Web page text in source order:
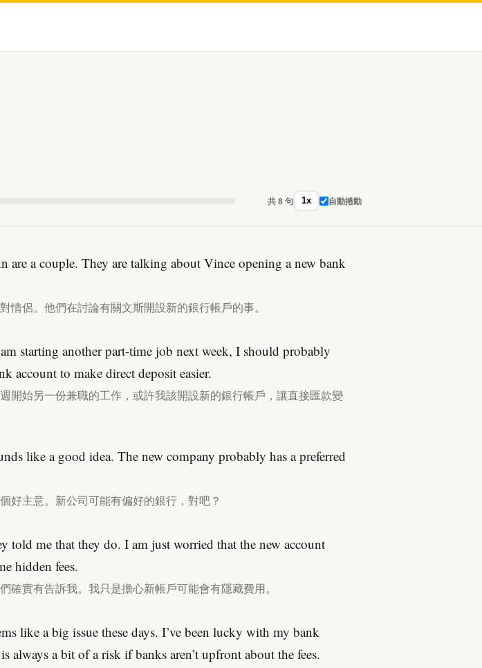
共 8 句 1x 自動捲動
are a couple. They are talking about Vince opening a new bank
情侶。他們在討論有關文斯開設新的銀行帳戶的事。
starting another part-time job next week, I should probably
account to make direct deposit easier.
開始另一份兼職的工作，或許我該開設新的銀行帳戶，讓直接匯款變
like a good idea. The new company probably has a preferred
好主意。新公司可能有偏好的銀行，對吧？
told me that they do. I am just worried that the new account
hidden fees.
確實有告訴我。我只是擔心新帳戶可能會有隱藏費用。
like a big issue these days. I’ve been lucky with my bank
always a bit of a risk if banks aren’t upfront about the fees.